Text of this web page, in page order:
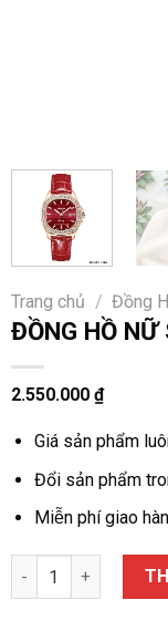
Trang chủ / Đồng
ĐỒNG HỒ NỮ
2.550.000 ₫
Giá sản phẩm
Đổi sản phẩm
Miễn phí giao
ĐỒNG HỒ NỮ